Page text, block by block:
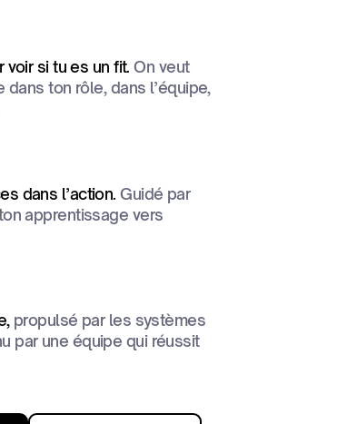
si tu es un fit. On veut
ton rôle, dans l’équipe,
dans l’action.Guidé par
apprentissage vers
propulsé par les systèmes
par une équipe qui réussit